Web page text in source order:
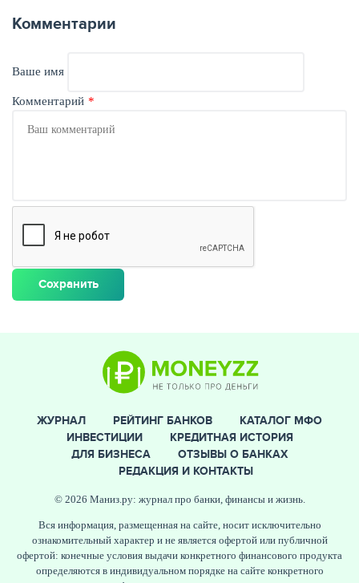
Комментарии
Ваше имя
Комментарий
ЖУРНАЛ РЕЙТИНГ БАНКОВ
КАТАЛОГ МФО
ИНВЕСТИЦИИ
КРЕДИТНАЯ ИСТОРИЯ
ДЛЯ БИЗНЕСА
ОТЗЫВЫ О БАНКАХ
РЕДАКЦИЯ И КОНТАКТЫ
© 2026 Маниз.ру: журнал про банки, финансы и жизнь.
Вся информация, размещенная на сайте, носит исключительно
ознакомительный характер и не является офертой или публичной
офертой: конечные условия выдачи конкретного финансового продукта
определяются в индивидуальном порядке на сайте конкретного